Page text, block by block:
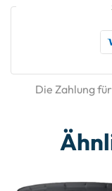
Die Zahlung